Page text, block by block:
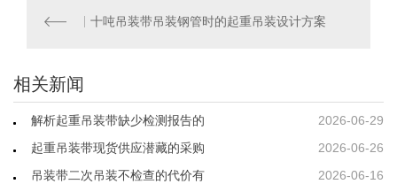
十吨吊装带吊装钢管时的起重吊装设计方案
相关新闻
2026-06-29
解析起重吊装带缺少检测报告的
2026-06-26
起重吊装带现货供应潜藏的采购
2026-06-16
吊装带二次吊装不检查的代价有